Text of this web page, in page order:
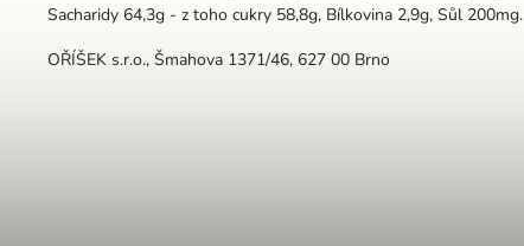
Sacharidy 64,3g - z toho cukry 58,8g, Bílkovina 2,9g, Sůl 200mg.
OŘÍŠEK s.r.o., Šmahova 1371/46, 627 00 Brno